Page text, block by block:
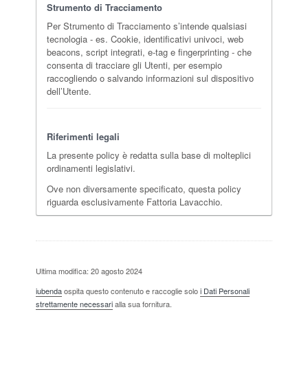
Strumento di Tracciamento
Per Strumento di Tracciamento s’intende qualsiasi
tecnologia - es. Cookie, identificativi univoci, web
beacons, script integrati, e-tag e fingerprinting - che
consenta di tracciare gli Utenti, per esempio
raccogliendo o salvando informazioni sul dispositivo
dell’Utente.
Riferimenti legali
La presente policy è redatta sulla base di molteplici
ordinamenti legislativi.
Ove non diversamente specificato, questa policy
riguarda esclusivamente Fattoria Lavacchio.
Ultima modifica: 20 agosto 2024
iubendaospita questo contenuto e raccoglie soloi Dati Personali
strettamente necessarialla sua fornitura.